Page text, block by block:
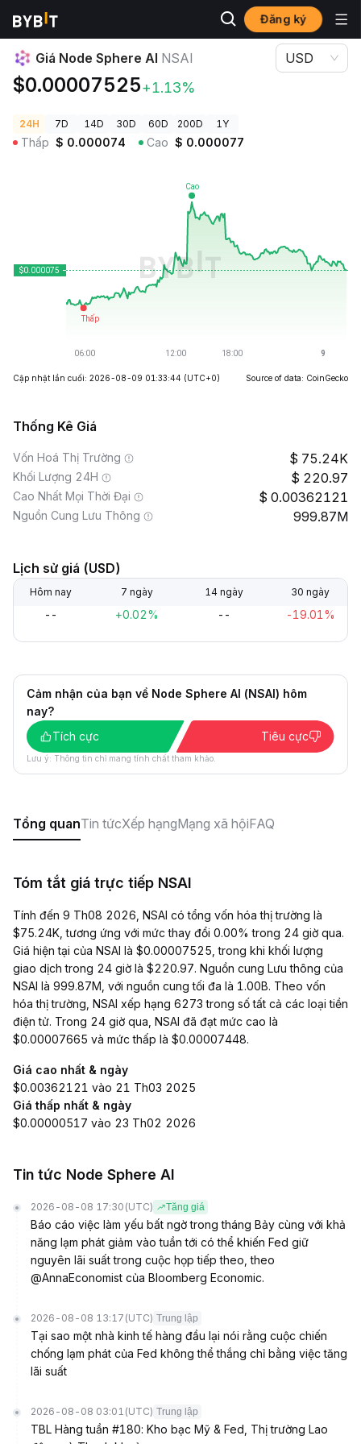
Đăng ký
Giá Tiền Điện Tử
Giá Node Sphere AI NSAI
$0.00007525+1.13%
USD
24H 7D 14D 30D 60D 200D 1Y
Thấp $ 0.000074 Cao $ 0.000077
Cập nhật lần cuối: 2026-08-09 01:33:44 (UTC+0) Source of data: CoinGecko
Thống Kê Giá
Vốn Hoá Thị Trường 75.24K
Khối Lượng 24H 220.97
Cao Nhất Mọi Thời Đại 0.00362121
Nguồn Cung Lưu Thông 999.87M
Lịch sử giá (USD)
Hôm nay 7 ngày 14 ngày 30 ngày
-- +0.02% -- -19.01%
Cảm nhận của bạn về Node Sphere AI (NSAI) hôm
nay?
Tích cực
Tiêu cực
Lưu ý: Thông tin chỉ mang tính chất tham khảo.
Tổng quanTin tứcXếp hạngMạng xã hộiFAQ
Tóm tắt giá trực tiếp NSAI
Tính đến 9 Th08 2026, NSAI có tổng vốn hóa thị trường là
$75.24K, tương ứng với mức thay đổi 0.00% trong 24 giờ qua.
Giá hiện tại của NSAI là $0.00007525, trong khi khối lượng
giao dịch trong 24 giờ là $220.97. Nguồn cung Lưu thông của
NSAI là 999.87M, với nguồn cung tối đa là 1.00B. Theo vốn
hóa thị trường, NSAI xếp hạng 6273 trong số tất cả các loại tiền
điện tử. Trong 24 giờ qua, NSAI đã đạt mức cao là
$0.00007665 và mức thấp là $0.00007448.
Giá cao nhất & ngày
$0.00362121 vào 21 Th03 2025
Giá thấp nhất & ngày
$0.00000517 vào 23 Th02 2026
Tin tức Node Sphere AI
2026-08-08 17:30 (UTC) Tăng giá
Báo cáo việc làm yếu bất ngờ trong tháng Bảy cùng với khả
năng lạm phát giảm vào tuần tới có thể khiến Fed giữ
nguyên lãi suất trong cuộc họp tiếp theo, theo
@AnnaEconomist của Bloomberg Economic.
2026-08-08 13:17 (UTC) Trung lập
Tại sao một nhà kinh tế hàng đầu lại nói rằng cuộc chiến
chống lạm phát của Fed không thể thắng chỉ bằng việc tăng
lãi suất
2026-08-08 03:01 (UTC) Trung lập
TBL Hàng tuần #180: Kho bạc Mỹ & Fed, Thị trường Lao